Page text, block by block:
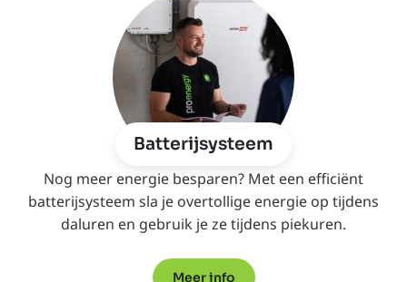
Batterijsysteem
Nog meer energie besparen? Met een efficiënt
batterijsysteem sla je overtollige energie op tijdens
daluren en gebruik je ze tijdens piekuren.
Meer info